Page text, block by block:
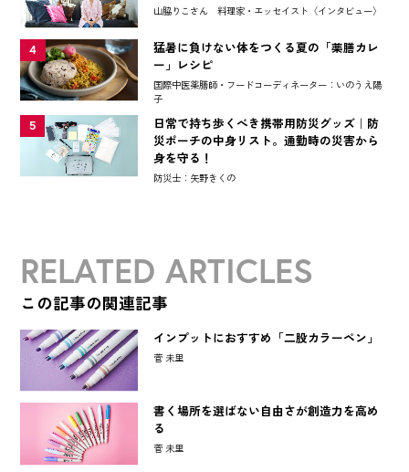
山脇りこさん 料理家・エッセイスト〈インタビュー〉
4
猛暑に負けない体をつくる夏の「薬膳カレ
ー」レシピ
国際中医薬膳師・フードコーディネーター：いのうえ陽
子
5
日常で持ち歩くべき携帯用防災グッズ｜防
災ポーチの中身リスト。通勤時の災害から
身を守る！
防災士：矢野きくの
RELATED ARTICLES
この記事の関連記事
インプットにおすすめ「二股カラーペン」
菅 未里
書く場所を選ばない自由さが創造力を高め
る
菅 未里